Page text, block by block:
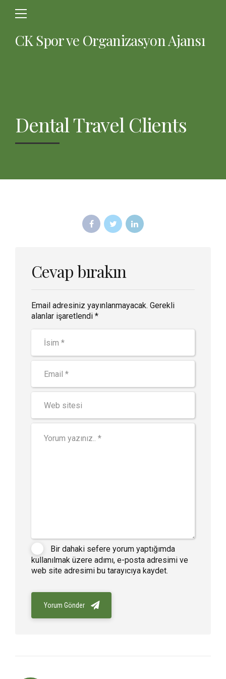
CK Spor ve Organizasyon Ajansı
Dental Travel Clients
Cevap bırakın
Email adresiniz yayınlanmayacak. Gerekli
alanlar işaretlendi *
Bir dahaki sefere yorum yaptığımda
kullanılmak üzere adımı, e-posta adresimi ve
web site adresimi bu tarayıcıya kaydet.
Yorum Gönder